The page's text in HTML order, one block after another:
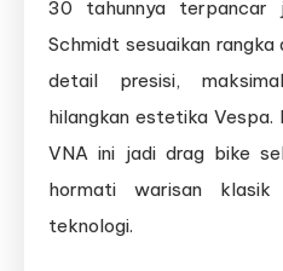
30 tahunnya terpancar
Schmidt sesuaikan rangka
detail presisi,
hilangkan estetika Vespa.
VNA ini jadi drag bike
hormati warisan
teknologi.